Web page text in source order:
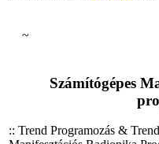
~
Számítógépes
:: Trend Programozás &